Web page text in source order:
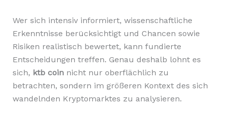
Wer sich intensiv informiert, wissenschaftliche
Erkenntnisse berücksichtigt und Chancen sowie
Risiken realistisch bewertet, kann fundierte
Entscheidungen treffen. Genau deshalb lohnt es
sich, ktb coinnicht nur oberflächlich zu
betrachten, sondern im größeren Kontext des sich
wandelnden Kryptomarktes zu analysieren.